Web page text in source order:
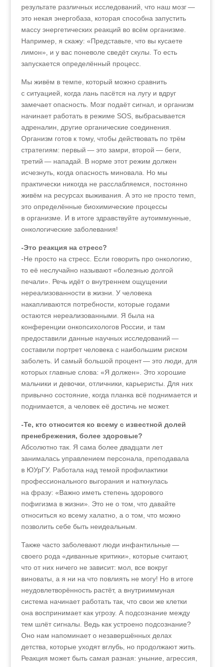
результате различных исследований, что наш мозг —
это некая энергобаза, которая способна запустить
массу энергетических реакций во всём организме.
Например, я скажу: «Представьте, что вы кусаете
лимон», и у вас поневоле сведёт скулы. То есть
запускается определённый процесс.
Мы живём в темпе, который можно сравнить
с ситуацией, когда лань пасётся на лугу и вдруг
замечает опасность. Мозг подаёт сигнал, и организм
начинает работать в режиме SOS, выбрасывается
адреналин, другие органические соединения.
Организм готов к тому, чтобы действовать по трём
стратегиям: первый — это замри, второй — беги,
третий — нападай. В норме этот режим должен
исчезнуть, когда опасность миновала. Но мы
практически никогда не расслабляемся, постоянно
живём на ресурсах выживания. А это не просто темп,
это определённые биохимические процессы
в организме. И в итоге здравствуйте аутоиммунные,
онкологические заболевания!
-Это реакция на стресс?
-Не просто на стресс. Если говорить про онкологию,
то её неслучайно называют «болезнью долгой
печали». Речь идёт о внутреннем ощущении
нереализованности в жизни. У человека
накапливаются потребности, которые годами
остаются нереализованными. Я была на
конференции онкопсихологов России, и там
предоставили данные научных исследований —
составили портрет человека с наибольшим риском
заболеть. И самый большой процент — это люди, для
которых главные слова: «Я должен». Это хорошие
мальчики и девочки, отличники, карьеристы. Для них
привычно состояние, когда планка всё поднимается и
поднимается, а человек её достичь не может.
-Те, кто относится ко всему с известной долей
пренебрежения, более здоровые?
Абсолютно так. Я сама более двадцати лет
занималась управлением персонала, преподавала
в ЮУрГУ. Работала над темой профилактики
профессионального выгорания и наткнулась
на фразу: «Важно иметь степень здорового
пофигизма в жизни». Это не о том, что давайте
относиться ко всему халатно, а о том, что можно
позволить себе быть неидеальным.
Также часто заболевают люди инфантильные —
своего рода «диванные критики», которые считают,
что от них ничего не зависит: мол, все вокруг
виноваты, а я ни на что повлиять не могу! Но в итоге
неудовлетворённость растёт, а внутрииммуная
система начинает работать так, что свои же клетки
она воспринимает как угрозу. А подсознание между
тем шлёт сигналы. Ведь как устроено подсознание?
Оно нам напоминает о незавершённых делах
детства, которые уходят вглубь, но продолжают жить.
Реакция может быть самая разная: уныние, агрессия,